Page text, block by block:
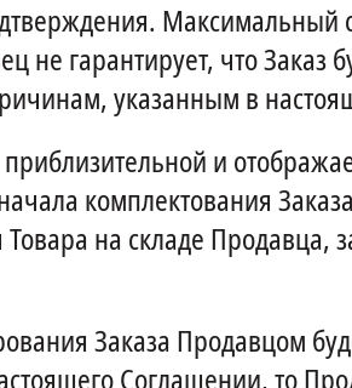
Максимальный
гарантирует, что Заказ
указанным в
и
комплектования
на складе Продавца,
Заказа Продавцом